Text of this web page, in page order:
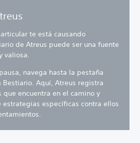
te está causando
de Atreus puede ser una fuente
valiosa.
navega hasta la pestaña
Bestiario. Aquí, Atreus registra
encuentra en el camino y
estrategias específicas contra ellos